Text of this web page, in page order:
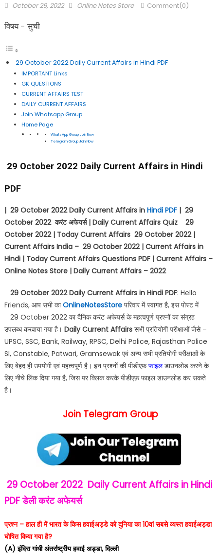
October 29, 2022 Online Notes Store Comment(0)
विषय - सुची
29 October 2022 Daily Current Affairs in Hindi PDF
IMPORTANT Links
GK QUESTIONS
CURRENT AFFAIRS TEST
DAILY CURRENT AFFAIRS
Join Whatsapp Group
Home Page
WhatsApp Group Join Now
Telegram Group Join Now
29 October 2022 Daily Current Affairs in Hindi
PDF
| 29 October 2022 Daily Current Affairs in Hindi PDF| 29
October 2022करंट अफेयर्स | Daily Current Affairs Quiz 29
October 2022 | Today Current Affairs 29 October 2022 |
Current Affairs India – 29 October 2022 | Current Affairs in
Hindi | Today Current Affairs Questions PDF | Current Affairs –
Online Notes Store | Daily Current Affairs – 2022
29 October 2022 Daily Current Affairs in Hindi PDF: Hello
Friends, आप सभी काOnlineNotesStoreपरिवार में स्वागत है, इस पोस्ट में
29 October 2022 का दैनिक करंट अफेयर्स के महत्वपूर्ण प्रश्नों का संग्रह
उपलब्ध करवाया गया है। Daily Current Affairsसभी प्रतियोगी परीक्षाओं जैसे –
UPSC, SSC, Bank, Railway, RPSC, Delhi Police, Rajasthan Police
SI, Constable, Patwari, Gramsewak एवं अन्य सभी प्रतियोगी परीक्षाओं के
लिए बेहद ही उपयोगी एवं महत्वपूर्ण है। इन प्रश्नों की पीडीएफ़फाइलडाउनलोड करने के
लिए नीचे लिंक दिया गया है, जिस पर क्लिक करके पीडीएफ़ फाइल डाउनलोड कर सकते
है।
Join Telegram Group
29 October 2022 Daily Current Affairs in Hindi
PDFडेली करंट अफेयर्स
प्रश्न – हाल ही में भारत के किस हवाईअड्डे को दुनिया का 10वां सबसे व्यस्त हवाईअड्डा
घोषित किया गया है?
(A) इंदिरा गांधी अंतर्राष्ट्रीय हवाई अड्डा, दिल्ली